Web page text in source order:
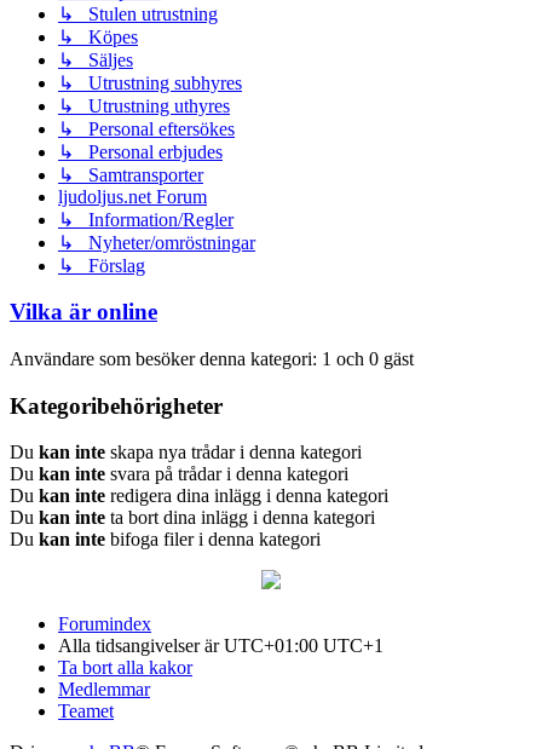
↳ Stulen utrustning
↳ Köpes
↳ Säljes
↳ Utrustning subhyres
↳ Utrustning uthyres
↳ Personal eftersökes
↳ Personal erbjudes
↳ Samtransporter
ljudoljus.net Forum
↳ Information/Regler
↳ Nyheter/omröstningar
↳ Förslag
Vilka är online
Användare som besöker denna kategori: 1 och 0 gäst
Kategoribehörigheter
Du kan inte skapa nya trådar i denna kategori
Du kan inte svara på trådar i denna kategori
Du kan inte redigera dina inlägg i denna kategori
Du kan inte ta bort dina inlägg i denna kategori
Du kan inte bifoga filer i denna kategori
Forumindex
Alla tidsangivelser är UTC+01:00 UTC+1
Ta bort alla kakor
Medlemmar
Teamet